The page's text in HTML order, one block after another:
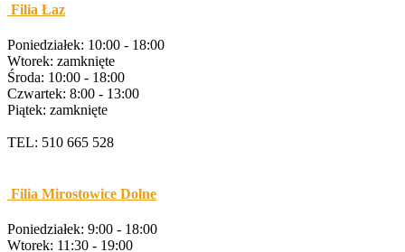
Filia Łaz
Poniedziałek: 10:00 - 18:00
Wtorek: zamknięte
Środa: 10:00 - 18:00
Czwartek: 8:00 - 13:00
Piątek: zamknięte
TEL: 510 665 528
Filia Mirostowice Dolne
Poniedziałek: 9:00 - 18:00
Wtorek: 11:30 - 19:00